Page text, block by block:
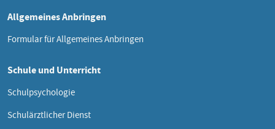
Allgemeines Anbringen
Formular für Allgemeines Anbringen
Schule und Unterricht
Schulpsychologie
Schulärztlicher Dienst